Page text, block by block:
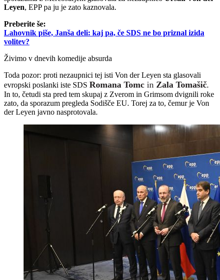
Leyen, EPP pa ju je zato kaznovala.
Preberite še:
Lahovnik piše, Janša deli: kaj pa, če SDS ne bo priznal izida
volitev?
Živimo v dnevih komedije absurda
Toda pozor: proti nezaupnici tej isti Von der Leyen sta glasovali
evropski poslanki iste SDS Romana Tomc in Zala Tomašič.
In to, četudi sta pred tem skupaj z Zverom in Grimsom dvignili roke
zato, da sporazum pregleda Sodišče EU. Torej za to, čemur je Von
der Leyen javno nasprotovala.